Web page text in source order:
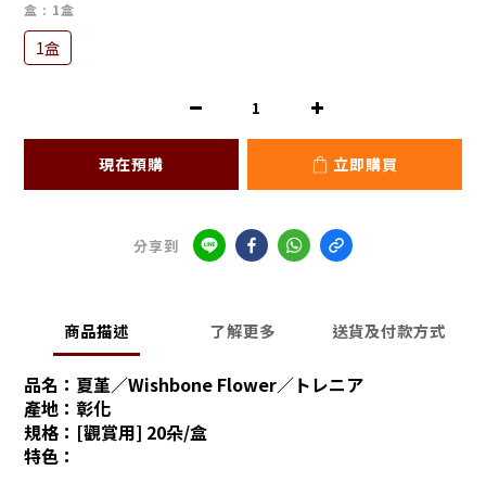
盒 : 1盒
1盒
現在預購 立即購買
分享到
商品描述 了解更多 送貨及付款方式
品名： 夏堇／Wishbone Flower／トレニア
產地：彰化
規格：[觀賞用] 20朵/盒
特色：